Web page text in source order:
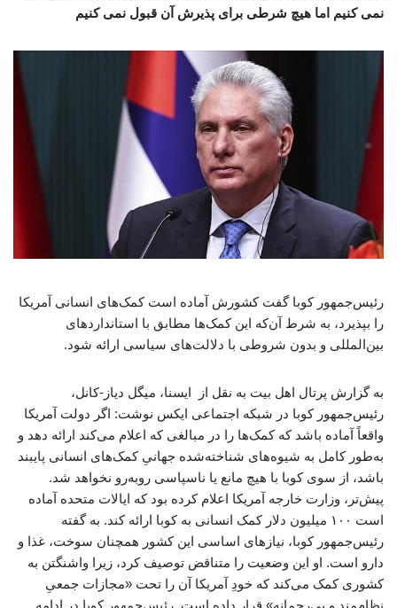
نمی کنیم اما هیچ شرطی برای پذیرش آن قبول نمی کنیم
رئیس‌جمهور کوبا گفت کشورش آماده است کمک‌های انسانی آمریکا
را بپذیرد، به شرط آن‌که این کمک‌ها مطابق با استانداردهای
بین‌المللی و بدون شروطی با دلالت‌های سیاسی ارائه شود.
به گزارش پرتال اهل بیت به نقل از ایسنا،‌ میگل دیاز-کانل،
رئیس‌جمهور کوبا در شبکه اجتماعی ایکس نوشت: اگر دولت آمریکا
واقعاً آماده باشد که کمک‌ها را در مبالغی که اعلام می‌کند ارائه دهد و
به‌طور کامل به شیوه‌های شناخته‌شده جهانیِ کمک‌های انسانی پایبند
باشد، از سوی کوبا با هیچ مانع یا ناسپاسی روبه‌رو نخواهد شد.
پیش‌تر، وزارت خارجه آمریکا اعلام کرده بود که ایالات متحده آماده
است ۱۰۰ میلیون دلار کمک انسانی به کوبا ارائه کند. به گفته
رئیس‌جمهور کوبا، نیازهای اساسی این کشور همچنان سوخت، غذا و
دارو است. او این وضعیت را متناقض توصیف کرد، زیرا واشنگتن به
کشوری کمک می‌کند که خودِ آمریکا آن را تحت «مجازات جمعیِ